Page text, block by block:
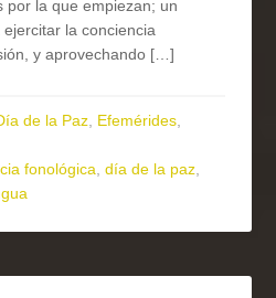
por la que empiezan; un
la conciencia
y aprovechando […]
de la Paz, Efemérides,
fonológica,día de la paz,